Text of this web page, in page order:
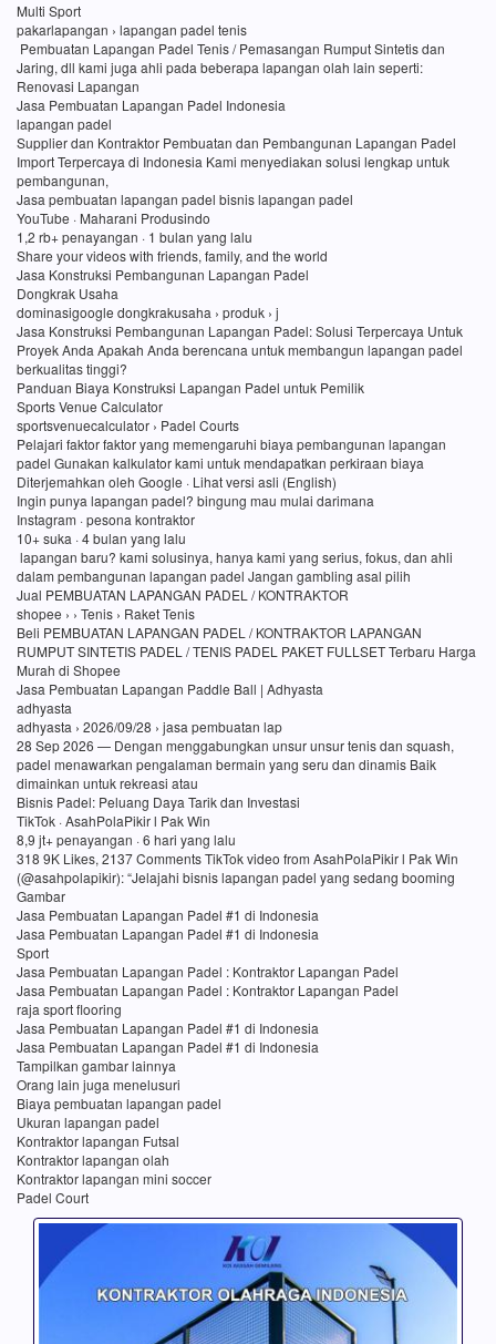
Multi Sport
pakarlapangan › lapangan padel tenis
Pembuatan Lapangan Padel Tenis / Pemasangan Rumput Sintetis dan
Jaring, dll kami juga ahli pada beberapa lapangan olah lain seperti:
Renovasi Lapangan
Jasa Pembuatan Lapangan Padel Indonesia
lapangan padel
Supplier dan Kontraktor Pembuatan dan Pembangunan Lapangan Padel
Import Terpercaya di Indonesia Kami menyediakan solusi lengkap untuk
pembangunan,
Jasa pembuatan lapangan padel bisnis lapangan padel
YouTube · Maharani Produsindo
1,2 rb+ penayangan · 1 bulan yang lalu
Share your videos with friends, family, and the world
Jasa Konstruksi Pembangunan Lapangan Padel
Dongkrak Usaha
dominasigoogle dongkrakusaha › produk › j
Jasa Konstruksi Pembangunan Lapangan Padel: Solusi Terpercaya Untuk
Proyek Anda Apakah Anda berencana untuk membangun lapangan padel
berkualitas tinggi?
Panduan Biaya Konstruksi Lapangan Padel untuk Pemilik
Sports Venue Calculator
sportsvenuecalculator › Padel Courts
Pelajari faktor faktor yang memengaruhi biaya pembangunan lapangan
padel Gunakan kalkulator kami untuk mendapatkan perkiraan biaya
Diterjemahkan oleh Google · Lihat versi asli (English)
Ingin punya lapangan padel? bingung mau mulai darimana
Instagram · pesona kontraktor
10+ suka · 4 bulan yang lalu
lapangan baru? kami solusinya, hanya kami yang serius, fokus, dan ahli
dalam pembangunan lapangan padel Jangan gambling asal pilih
Jual PEMBUATAN LAPANGAN PADEL / KONTRAKTOR
shopee › › Tenis › Raket Tenis
Beli PEMBUATAN LAPANGAN PADEL / KONTRAKTOR LAPANGAN
RUMPUT SINTETIS PADEL / TENIS PADEL PAKET FULLSET Terbaru Harga
Murah di Shopee
Jasa Pembuatan Lapangan Paddle Ball | Adhyasta
adhyasta
adhyasta › 2026/09/28 › jasa pembuatan lap
28 Sep 2026 — Dengan menggabungkan unsur unsur tenis dan squash,
padel menawarkan pengalaman bermain yang seru dan dinamis Baik
dimainkan untuk rekreasi atau
Bisnis Padel: Peluang Daya Tarik dan Investasi
TikTok · AsahPolaPikir l Pak Win
8,9 jt+ penayangan · 6 hari yang lalu
318 9K Likes, 2137 Comments TikTok video from AsahPolaPikir l Pak Win
(@asahpolapikir): “Jelajahi bisnis lapangan padel yang sedang booming
Gambar
Jasa Pembuatan Lapangan Padel #1 di Indonesia
Jasa Pembuatan Lapangan Padel #1 di Indonesia
Sport
Jasa Pembuatan Lapangan Padel : Kontraktor Lapangan Padel
Jasa Pembuatan Lapangan Padel : Kontraktor Lapangan Padel
raja sport flooring
Jasa Pembuatan Lapangan Padel #1 di Indonesia
Jasa Pembuatan Lapangan Padel #1 di Indonesia
Tampilkan gambar lainnya
Orang lain juga menelusuri
Biaya pembuatan lapangan padel
Ukuran lapangan padel
Kontraktor lapangan Futsal
Kontraktor lapangan olah
Kontraktor lapangan mini soccer
Padel Court